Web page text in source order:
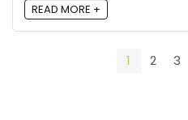
READ MORE +
1 2 3